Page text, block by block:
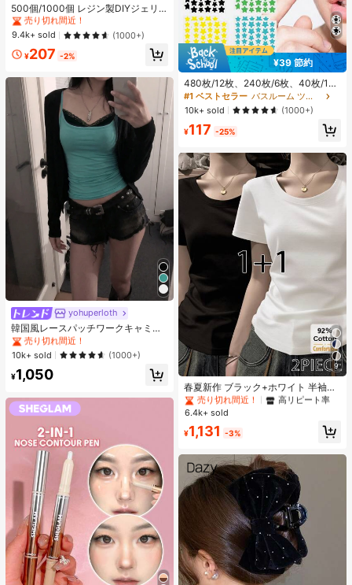
500個/1000個 レジン製DIYジェリ
ーフラットバックラインストーン、
ミニラウンドラインストーン、スマ
ホケース、カップ、靴、ブーツ、衣
類装飾、ハンドメイドDIYアイドル
ファン、ネームタグ用
売り切れ間近！
#4 ベストセラー
売り切れ間近！
#4 ベストセラー
売り切れ間近！
#4 ベストセラー
に ベストセラーの裁縫用品 アパレル縫製・生地
売り切れ間近！
9.4k+ sold (1000+)
¥207 -2%
yohuperloth
韓国風レースパッチワークキャミソ
ールタンクトップ、Y2Kエステティ
ック、ストリートウェアカジュアル
サマー
#1 ベストセラー
売り切れ間近！
#1 ベストセラー
売り切れ間近！
#1 ベストセラー
売り切れ間近！
#1 ベストセラー
売り切れ間近！
10k+ sold (1000+)
¥1,050
¥39 節約
480枚/12枚、240枚/6枚、40枚/1
枚、フェイススターシール、ハロウ
ィン装飾シール、クリスマス装飾シ
ール、ペンタグラムシール、カラフ
ルな装飾シール、パーティー・ホリ
デー写真装飾用、フェイス装飾シー
デコレーション、バニティ、寝室、
旅行、旅行必需品、装飾アクセサリ
ー、経済的で実用的、ストッキング
スタッファー、メイクアップツー
ル、手頃な商品、ギフト、ノベルテ
ィ、女性向けギフト、クリスマスギ
フト、エステティック
#1 ベストセラー
バスルーム ツールアクセサリ
10k+ sold
(1000+)
¥117 -25%
9
春夏新作 ブラック+ホワイト 半袖T
シャツ 2枚セット、レディース 無地
スリムフィット カジュアルアンダー
#3 ベストセラー
に 肌に優しい 女性用トップス、ブラウス、Tシャツ
売り切れ間近！
高リピート率
#3 ベストセラー
に 肌に優しい 女性用トップス、ブラウス、Tシャツ
売り切れ間近！
#3 ベストセラー
に 肌に優しい 女性用トップス、ブラウス、Tシャツ
売り切れ間近！
#3 ベストセラー
に 肌に優しい 女性用トップス、ブラウス、Tシャツ
売り切れ間近！
高リピート率
6.4k+ sold
¥1,131 -3%